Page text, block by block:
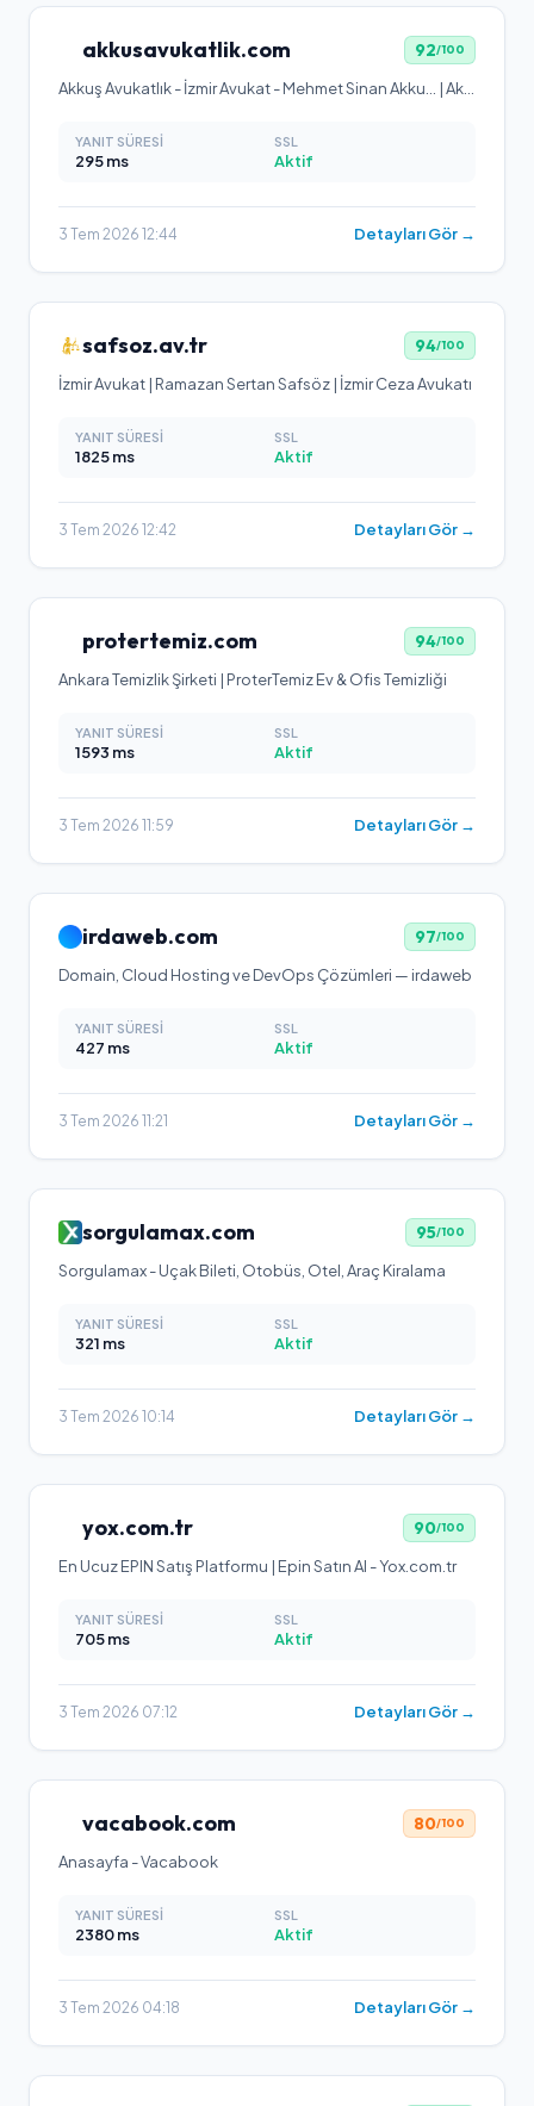
akkusavukatlik.com 92/100
YANIT SÜRESI
295ms
SSL
Aktif
3 Tem 2026 12:44 Detayları Gör →
safsoz.av.tr 94/100
İzmir Avukat | Ramazan Sertan Safsöz | İzmir Ceza Avukatı
YANIT SÜRESI
1825ms
SSL
Aktif
3 Tem 2026 12:42 Detayları Gör →
protertemiz.com 94/100
Ankara Temizlik Şirketi | ProterTemiz Ev & Ofis Temizliği
YANIT SÜRESI
1593 ms
SSL
Aktif
3 Tem 2026 11:59 Detayları Gör →
irdaweb.com 97/100
Domain, Cloud Hosting ve DevOps Çözümleri — irdaweb
YANIT SÜRESI
427 ms
SSL
Aktif
3 Tem 2026 11:21 Detayları Gör →
sorgulamax.com 95/100
Sorgulamax - Uçak Bileti, Otobüs, Otel, Araç Kiralama
YANIT SÜRESI
321 ms
SSL
Aktif
3 Tem 2026 10:14 Detayları Gör →
yox.com.tr 90/100
En Ucuz EPIN Satış Platformu | Epin Satın Al - Yox.com.tr
YANIT SÜRESI
705ms
SSL
Aktif
3 Tem 2026 07:12 Detayları Gör →
vacabook.com 80/100
Anasayfa - Vacabook
YANIT SÜRESI
2380ms
SSL
Aktif
3 Tem 2026 04:18 Detayları Gör →